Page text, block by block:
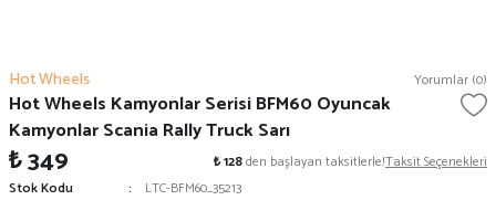
Hot Wheels Yorumlar (0)
Hot Wheels Kamyonlar Serisi BFM60 Oyuncak
Kamyonlar Scania Rally Truck Sarı
₺ 349 ₺ 128den başlayan taksitlerle!Taksit Seçenekleri
Stok Kodu
LTC-BFM60_35213